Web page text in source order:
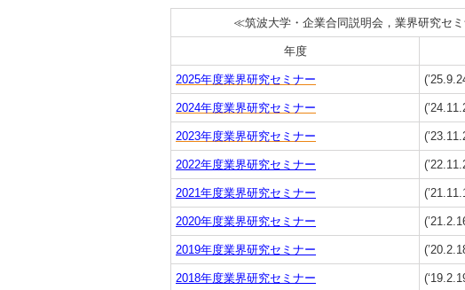
≪筑波大学・企業合同説明会，業界研究セミ
年度 開
2025年度業界研究セミナー
2024年度業界研究セミナー
2023年度業界研究セミナー
2022年度業界研究セミナー
2021年度業界研究セミナー
2020年度業界研究セミナー
2019年度業界研究セミナー
2018年度業界研究セミナー